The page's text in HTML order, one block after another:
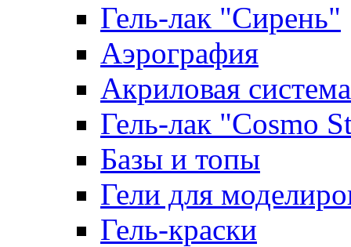
Гель-лак "Сирень"
Аэрография
Акриловая система
Гель-лак "Cosmo
Базы и топы
Гели для
Гель-краски